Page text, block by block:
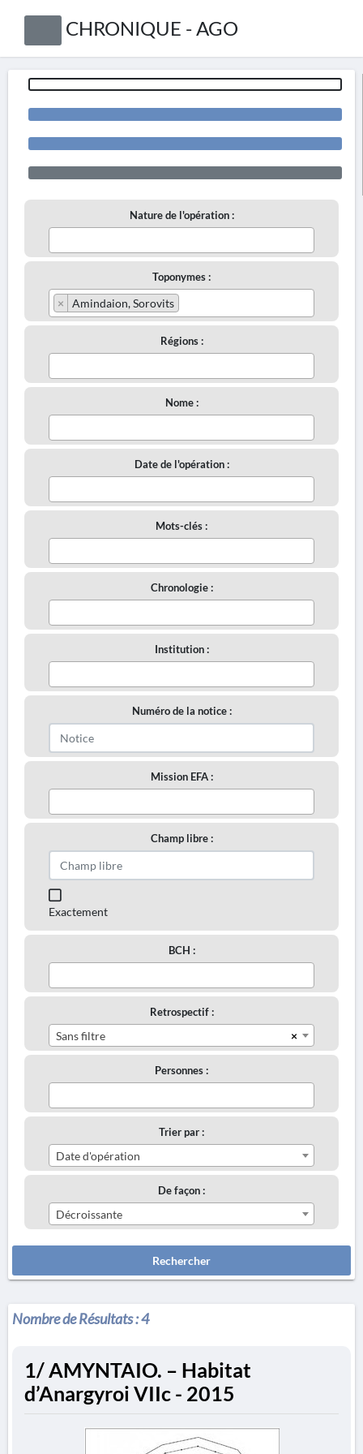
CHRONIQUE - AGO
Nature de l'opération :
Toponymes :
× Amindaion, Sorovits
Régions :
Nome :
Date de l'opération :
Mots-clés :
Chronologie :
Institution :
Numéro de la notice :
Mission EFA :
Champ libre :
Exactement
BCH :
Retrospectif :
×
Sans filtre
Personnes :
Trier par :
Date d'opération
De façon :
Décroissante
Rechercher
Nombre de Résultats :4
1/ AMYNTAIO. – Habitat
d’Anargyroi VIIc - 2015